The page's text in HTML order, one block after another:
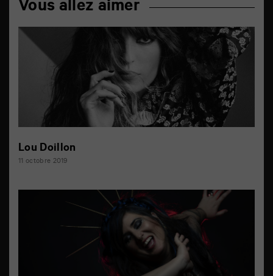
Vous allez aimer
Lou Doillon
11 octobre 2019